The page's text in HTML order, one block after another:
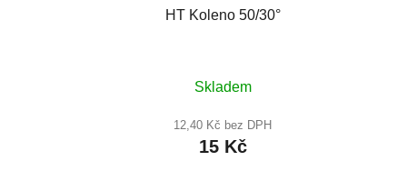
HT Koleno 50/30°
hodnocení
produktu
je
Skladem
12,40 Kč bez DPH
15 Kč